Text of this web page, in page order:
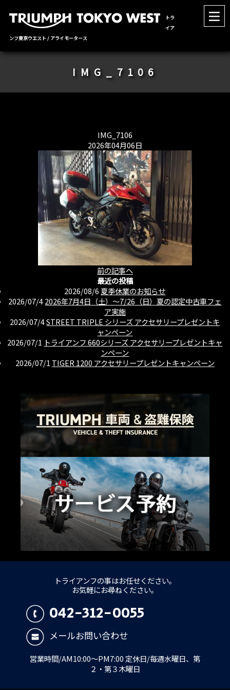
トラ
イア
ンフ東京ウエスト / アライモータース
IMG_7106
IMG_7106
2026年04月06日
前の記事へ
最近の投稿
2026/08/6 夏季休業のお知らせ
2026/07/42026年7月4日（土）〜7/26（日）夏の認定中古車フェ
ア実施
2026/07/4STREET TRIPLE シリーズ アクセサリープレゼントキ
ャンペーン
2026/07/1 トライアンフ 660シリーズ アクセサリープレゼントキャ
ンペーン
2026/07/1 TIGER 1200 アクセサリープレゼントキャンペーン
トライアンフの事はお任せください。
お気軽にお尋ねください。
042-312-0055
メールお問い合わせ
営業時間/AM10:00～PM7:00 定休日/毎週水曜日、第
２・第３木曜日